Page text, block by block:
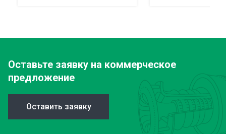
Оставьте заявку на коммерческое
предложение
Оставить заявку